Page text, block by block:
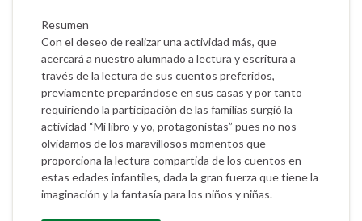
Resumen
Con el deseo de realizar una actividad más, que
acercará a nuestro alumnado a lectura y escritura a
través de la lectura de sus cuentos preferidos,
previamente preparándose en sus casas y por tanto
requiriendo la participación de las familias surgió la
actividad “Mi libro y yo, protagonistas” pues no nos
olvidamos de los maravillosos momentos que
proporciona la lectura compartida de los cuentos en
estas edades infantiles, dada la gran fuerza que tiene la
imaginación y la fantasía para los niños y niñas.